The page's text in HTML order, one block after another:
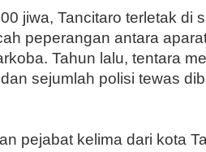
jiwa, Tancitaro terletak di
peperangan antara
Tahun lalu, tentara
sejumlah polisi tewas
pejabat kelima dari kota